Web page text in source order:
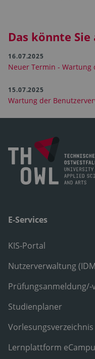
Das könnte
16.07.2025
Neuer Termin - Wartung
15.07.2025
Wartung der
E-Services
KIS-Portal
Nutzerverwaltung
Prüfungsanmeldung/-
Studienplaner
Vorlesungsverzeichnis
Lernplattform